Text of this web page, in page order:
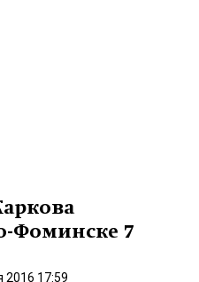
Фоминске 7
2016 17:59